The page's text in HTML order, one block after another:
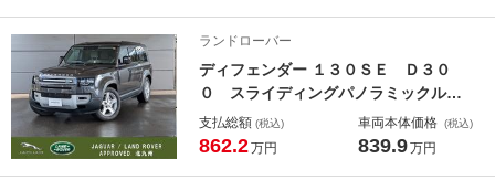
アダプティブサーフェイスレスポンス
付
ランドローバー
ディフェンダー １３０ＳＥ Ｄ３０
０ スライディングパノラミックルー
フ コールドクライメートコンビニエ
ンスパック プライバシーガラス フ
支払総額 (税込)
862.2万円
車両本体価格 (税込)
839.9万円